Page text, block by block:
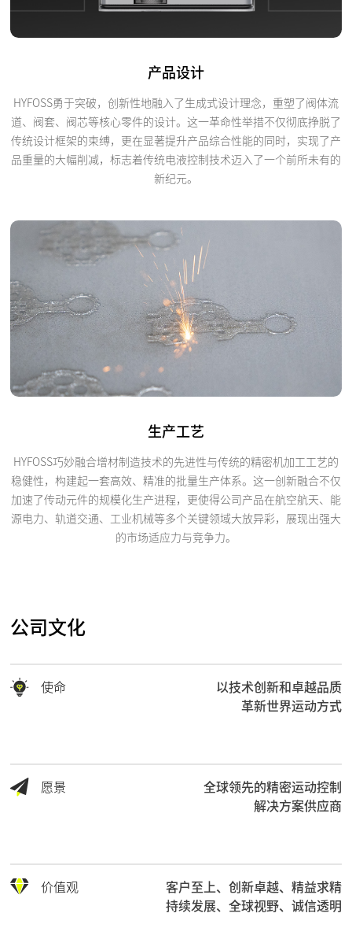
产品设计
HYFOSS勇于突破，创新性地融入了生成式设计理念，重塑了阀体流
道、阀套、阀芯等核心零件的设计。这一革命性举措不仅彻底挣脱了
传统设计框架的束缚，更在显著提升产品综合性能的同时，实现了产
品重量的大幅削减，标志着传统电液控制技术迈入了一个前所未有的
新纪元。
生产工艺
HYFOSS巧妙融合增材制造技术的先进性与传统的精密机加工工艺的
稳健性，构建起一套高效、精准的批量生产体系。这一创新融合不仅
加速了传动元件的规模化生产进程，更使得公司产品在航空航天、能
源电力、轨道交通、工业机械等多个关键领域大放异彩，展现出强大
的市场适应力与竞争力。
公司文化
使命
以技术创新和卓越品质
革新世界运动方式
愿景
全球领先的精密运动控制
解决方案供应商
价值观
客户至上、创新卓越、精益求精
持续发展、全球视野、诚信透明